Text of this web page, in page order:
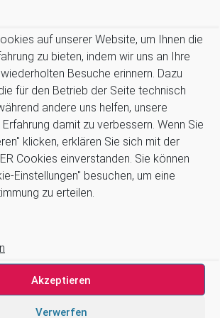
auf unserer Website, um Ihnen die
zu bieten, indem wir uns an Ihre
Besuche erinnern. Dazu
für den Betrieb der Seite technisch
andere uns helfen, unsere
damit zu verbessern. Wenn Sie
klicken, erklären Sie sich mit der
Cookies einverstanden. Sie können
Einstellungen" besuchen, um eine
zu erteilen.
Akzeptieren
Verwerfen
erforderlich (Meladem)!
3.000 Zyklen oder 2 Jahre
Prospekt
Hohlkörperadapter
Medizintechnik GmbH & Co. KG